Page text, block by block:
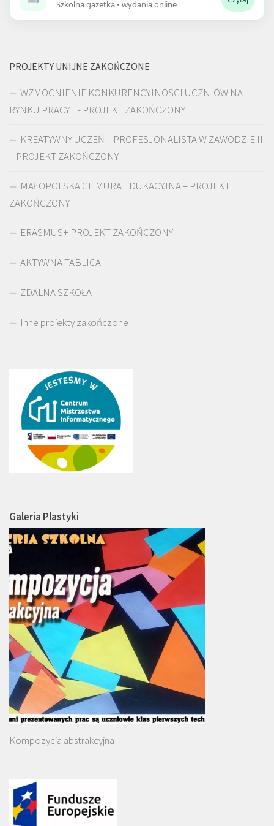
Szkolna gazetka • wydania online
PROJEKTY UNIJNE ZAKOŃCZONE
WZMOCNIENIE KONKURENCYJNOŚCI UCZNIÓW NA
RYNKU PRACY II- PROJEKT ZAKOŃCZONY
KREATYWNY UCZEŃ – PROFESJONALISTA W ZAWODZIE II
– PROJEKT ZAKOŃCZONY
MAŁOPOLSKA CHMURA EDUKACYJNA – PROJEKT
ZAKOŃCZONY
ERASMUS+ PROJEKT ZAKOŃCZONY
AKTYWNA TABLICA
ZDALNA SZKOŁA
Inne projekty zakończone
Galeria Plastyki
Kompozycja abstrakcyjna